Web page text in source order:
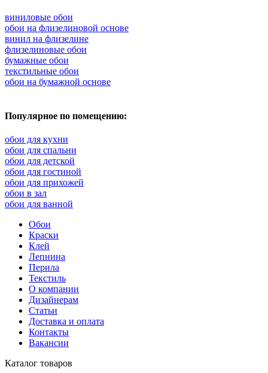
виниловые обои
обои на флизелиновой основе
винил на флизелине
флизелиновые обои
бумажные обои
текстильные обои
обои на бумажной основе
Популярное по помещению:
обои для кухни
обои для спальни
обои для детской
обои для гостиной
обои для прихожей
обои в зал
обои для ванной
Обои
Краски
Клей
Лепнина
Перила
Текстиль
О компании
Дизайнерам
Статьи
Доставка и оплата
Контакты
Вакансии
Каталог товаров